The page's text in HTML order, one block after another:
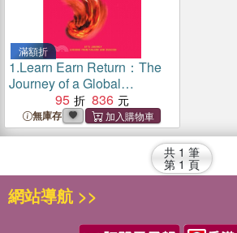
滿額折
1.Learn Earn Return：The
Journey of a Global
Entrepreneur
95 836
無庫存
共 1 筆
第 1 頁
網站導航 >>